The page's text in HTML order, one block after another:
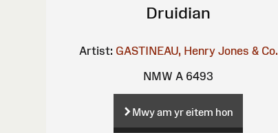
Druidian
Artist: GASTINEAU, Henry Jones & Co.
NMW A 6493
Mwy am yr eitem hon